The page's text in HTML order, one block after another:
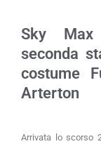
Sky Max
seconda
costume
Arterton
Arrivata lo scorso